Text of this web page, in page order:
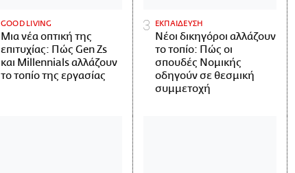
GOOD LIVING
Μια νέα οπτική της
επιτυχίας: Πώς Gen Zs
και Millennials αλλάζουν
το τοπίο της εργασίας
ΕΚΠΑΙΔΕΥΣΗ
Νέοι δικηγόροι αλλάζουν
το τοπίο: Πώς οι
σπουδές Νομικής
οδηγούν σε θεσμική
συμμετοχή